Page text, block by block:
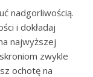
nadgorliwością.
i dokładaj
najwyższej
zwykle
ochotę na